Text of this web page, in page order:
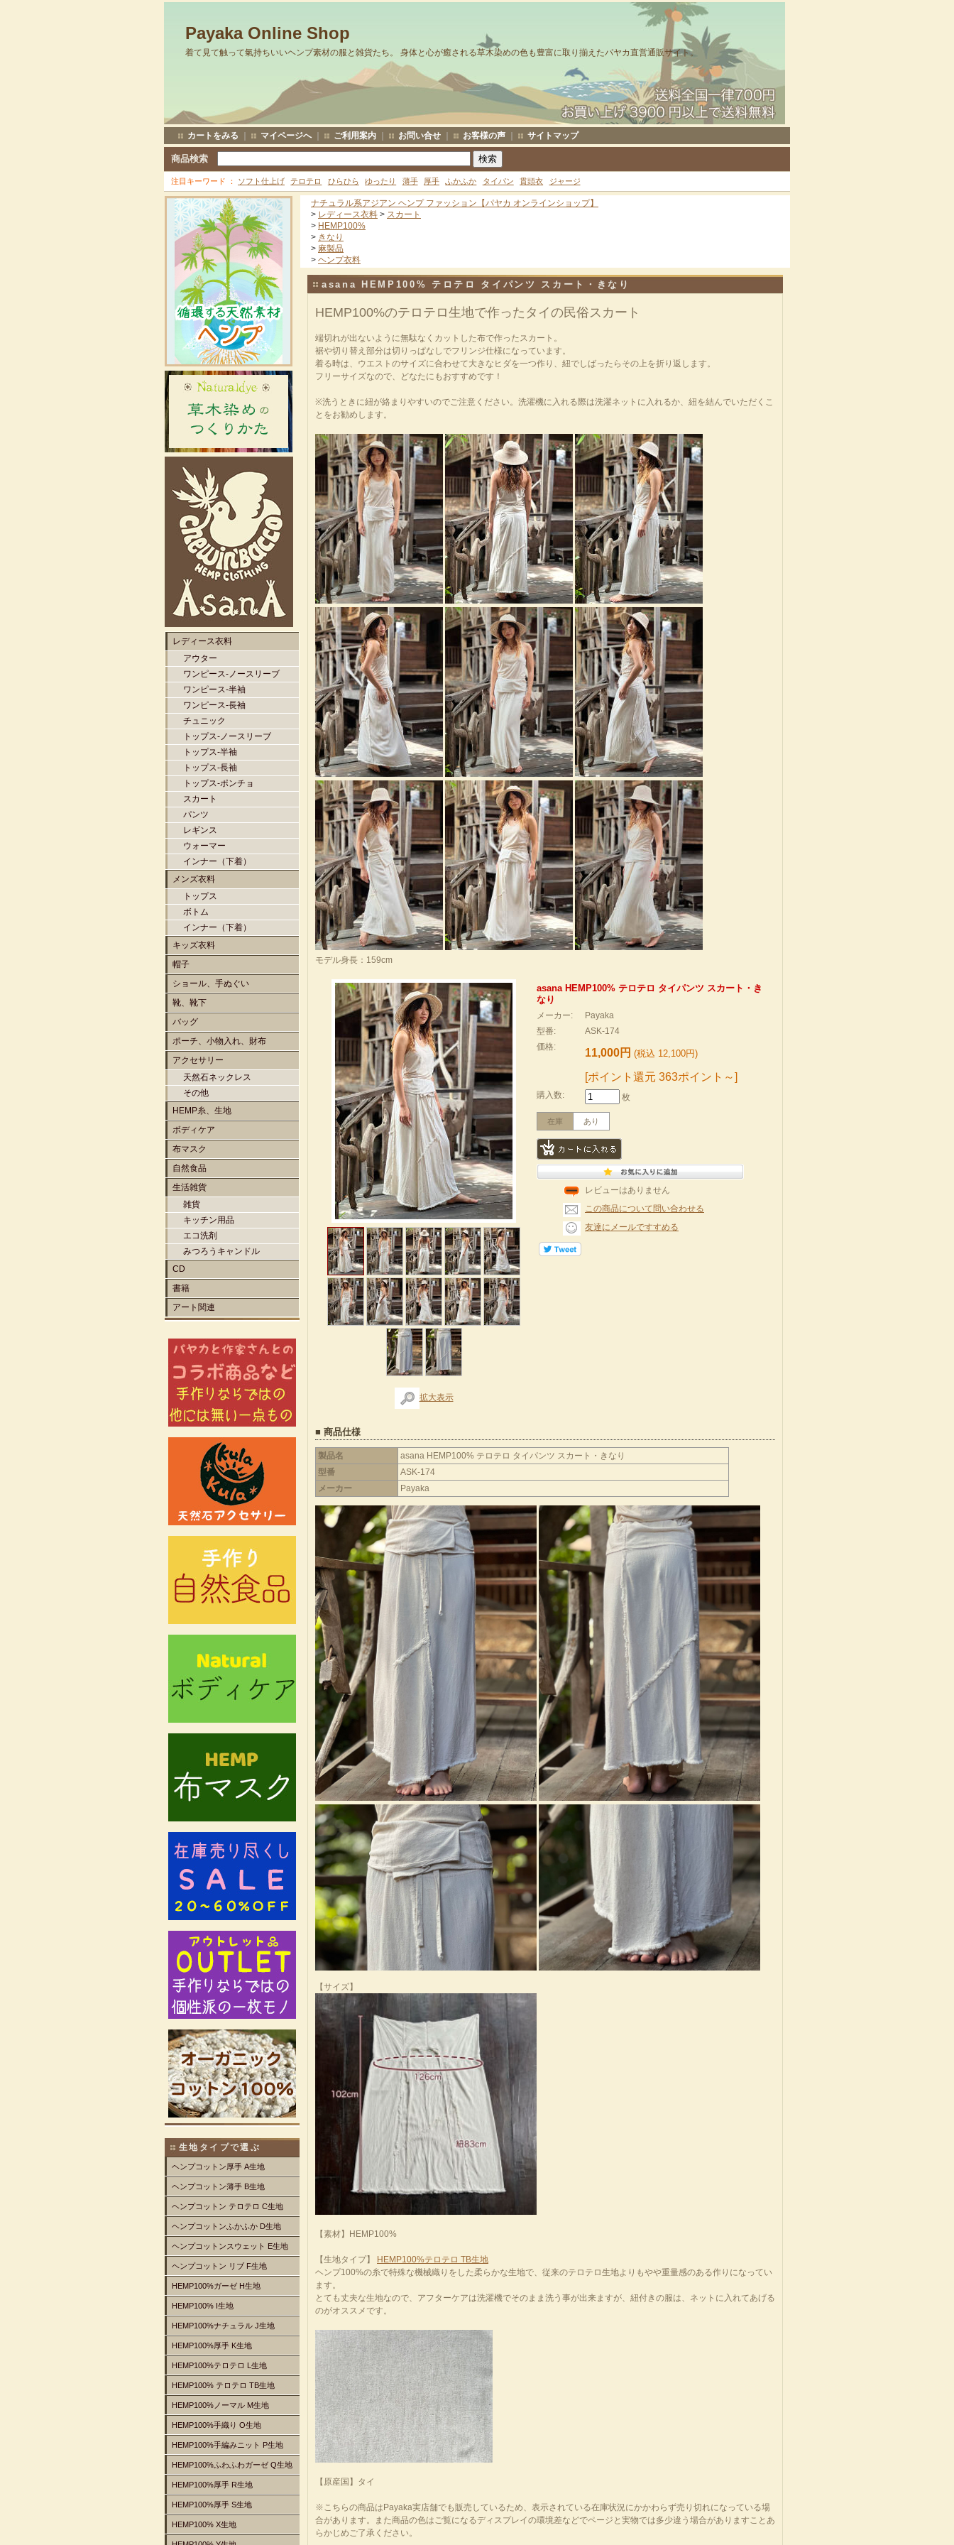
Payaka Online Shop
着て見て触って氣持ちいいヘンプ素材の服と雑貨たち。 身体と心が癒される草木染めの色も豊富に取り揃えたパヤカ直営通販サイト。
カートをみる マイページへ｜ ご利用案内 お問い合せ お客様の声 サイトマップ
商品検索
注目キーワード ソフト仕上げ テロテロ ひらひら ゆったり 薄手 厚手 ふかふか タイパン 貫頭衣 ジャージ
レディース衣料
アウター
ワンピース-ノースリーブ
ワンピース-半袖
ワンピース-長袖
チュニック
トップス-ノースリーブ
トップス-半袖
トップス-長袖
トップス-ポンチョ
スカート
パンツ
レギンス
ウォーマー
インナー（下着）
メンズ衣料
トップス
ボトム
インナー（下着）
キッズ衣料
帽子
ショール、手ぬぐい
靴、靴下
バッグ
ポーチ、小物入れ、財布
アクセサリー
天然石ネックレス
その他
HEMP糸、生地
ボディケア
布マスク
自然食品
生活雑貨
雑貨
キッチン用品
エコ洗剤
みつろうキャンドル
CD
書籍
アート関連
生地タイプで選ぶ
ヘンプコットン厚手 A生地
ヘンプコットン薄手 B生地
ヘンプコットン テロテロ C生地
ヘンプコットンふかふか D生地
ヘンプコットンスウェット E生地
ヘンプコットン リブ F生地
HEMP100%ガーゼ H生地
HEMP100% I生地
HEMP100%ナチュラル J生地
HEMP100%厚手 K生地
HEMP100%テロテロ L生地
HEMP100% テロテロ TB生地
HEMP100%ノーマル M生地
HEMP100%手織り O生地
HEMP100%手編みニット P生地
HEMP100%ふわふわガーゼ Q生地
HEMP100%厚手 R生地
HEMP100%厚手 S生地
HEMP100% X生地
ナチュラル系アジアン ヘンプ ファッション【パヤカ オンラインショップ】
> レディース衣料 > スカート
> HEMP100%
> きなり
> 麻製品
> ヘンプ衣料
asana HEMP100% テロテロ タイパンツ スカート・きなり
HEMP100%のテロテロ生地で作ったタイの民俗スカート
端切れが出ないように無駄なくカットした布で作ったスカート。
裾や切り替え部分は切りっぱなしでフリンジ仕様になっています。
着る時は、ウエストのサイズに合わせて大きなヒダを一つ作り、紐でしばったらその上を折り返します。
フリーサイズなので、どなたにもおすすめです！
※洗うときに紐が絡まりやすいのでご注意ください。洗濯機に入れる際は洗濯ネットに入れるか、紐を結んでいただくこ
とをお勧めします。
モデル身長：159cm
拡大表示
asana HEMP100% テロテロ タイパンツ スカート・き
なり
メーカー:
Payaka
型番:
ASK-174
価格:
11,000円 (税込 12,100円)
[ポイント還元 363ポイント～]
購入数: 枚
在庫 あり
レビューはありません
この商品について問い合わせる
友達にメールですすめる
■ 商品仕様
製品名
asana HEMP100% テロテロ タイパンツ スカート・きなり
型番
ASK-174
メーカー
Payaka
【サイズ】
【素材】HEMP100%
【生地タイプ】 HEMP100%テロテロ TB生地
ヘンプ100%の糸で特殊な機械織りをした柔らかな生地で、従来のテロテロ生地よりもやや重量感のある作りになってい
ます。
とても丈夫な生地なので、アフターケアは洗濯機でそのまま洗う事が出来ますが、紐付きの服は、ネットに入れてあげる
のがオススメです。
【原産国】タイ
※こちらの商品はPayaka実店舗でも販売しているため、表示されている在庫状況にかかわらず売り切れになっている場
合があります。また商品の色はご覧になるディスプレイの環境差などでページと実物では多少違う場合がありますことあ
らかじめご了承ください。